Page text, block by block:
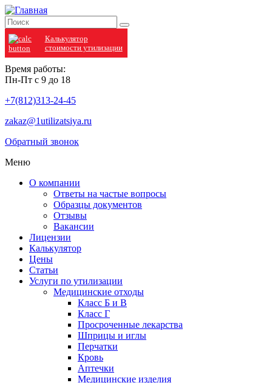
Калькулятор
стоимости утилизации
Время работы:
Пн-Пт с 9 до 18
+7(812)313-24-45
zakaz@1utilizatsiya.ru
Обратный звонок
Меню
О компании
Ответы на частые вопросы
Образцы документов
Отзывы
Вакансии
Лицензии
Калькулятор
Цены
Статьи
Услуги по утилизации
Медицинские отходы
Класс Б и В
Класс Г
Просроченные лекарства
Шприцы и иглы
Перчатки
Кровь
Аптечки
Медицинские изделия